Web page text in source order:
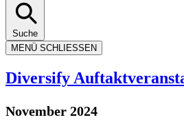
Suche
MENÜ SCHLIESSEN
Diversify
November 2024